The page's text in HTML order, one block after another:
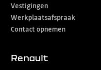
Vestigingen
Werkplaatsafspraak
Contact opnemen
Renault